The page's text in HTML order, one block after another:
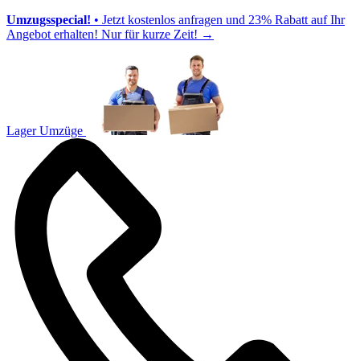
Umzugsspecial! • Jetzt kostenlos anfragen und 23% Rabatt auf Ihr
Angebot erhalten! Nur für kurze Zeit! →
Lager Umzüge